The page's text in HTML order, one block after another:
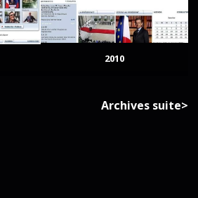
2010
Archives suite>